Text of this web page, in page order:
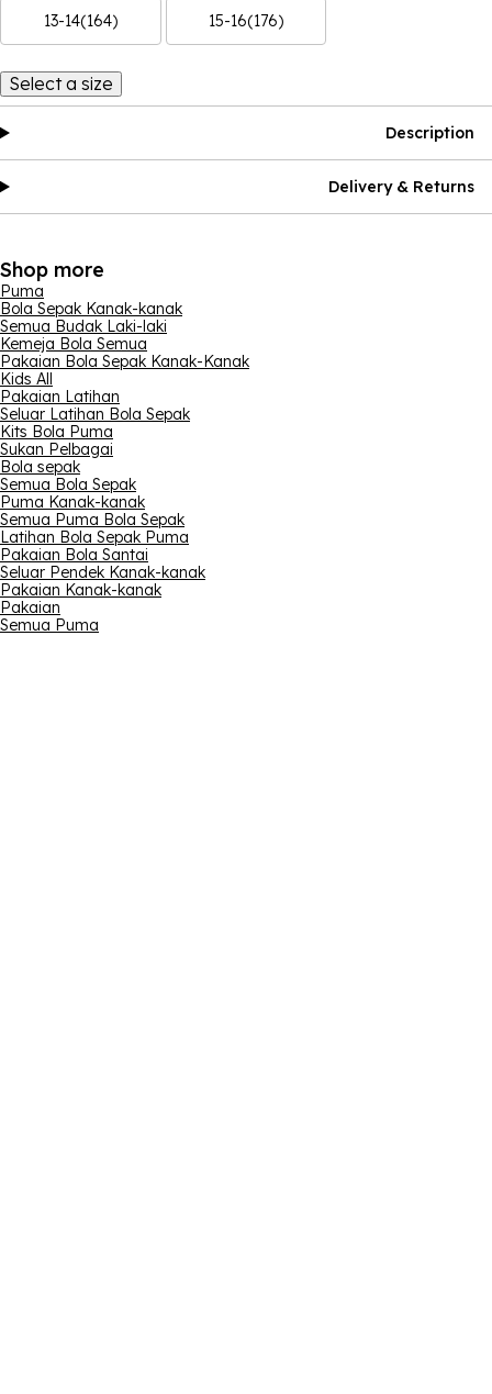
13-14(164) 15-16(176)
Select a size
Description
Delivery & Returns
Shop more
Puma
Bola Sepak Kanak-kanak
Semua Budak Laki-laki
Kemeja Bola Semua
Pakaian Bola Sepak Kanak-Kanak
Kids All
Pakaian Latihan
Seluar Latihan Bola Sepak
Kits Bola Puma
Sukan Pelbagai
Bola sepak
Semua Bola Sepak
Puma Kanak-kanak
Semua Puma Bola Sepak
Latihan Bola Sepak Puma
Pakaian Bola Santai
Seluar Pendek Kanak-kanak
Pakaian Kanak-kanak
Pakaian
Semua Puma